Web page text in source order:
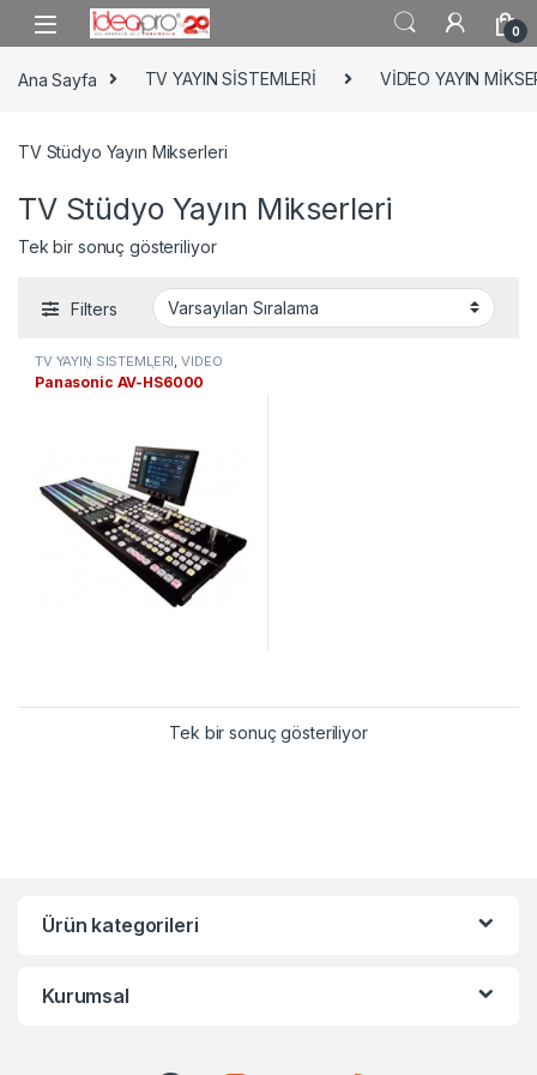
Skip to navigation
Skip to content
0
Ana Sayfa TV YAYIN SİSTEMLERİ VİDEO YAYIN
TV Stüdyo Yayın Mikserleri
TV Stüdyo Yayın Mikserleri
Tek bir sonuç gösteriliyor
Filters
TV YAYIN SİSTEMLERİ ,VİDEO
YAYIN MİKSERLERİ,TV Stüdyo
Yayın Mikserleri
Panasonic AV-HS6000
Tek bir sonuç gösteriliyor
Ürün kategorileri
Kurumsal